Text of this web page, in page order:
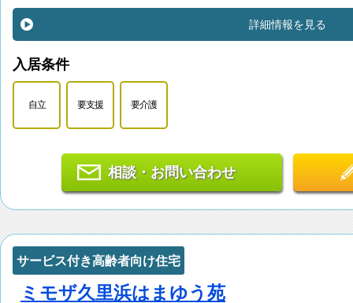
詳細情報を見る
入居条件
自立 要支援 要介護
相談・お問い合わせ
サービス付き高齢者向け住宅
ミモザ久里浜はまゆう苑